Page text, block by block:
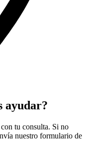
ayudar?
tu consulta. Si no
nuestro formulario de